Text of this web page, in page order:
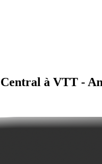
à VTT -